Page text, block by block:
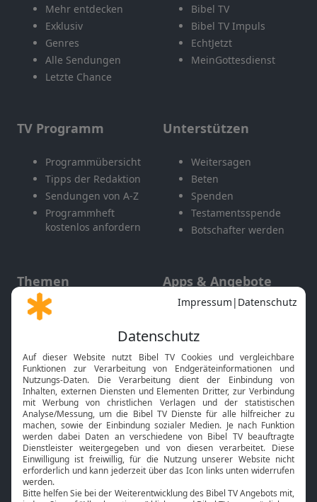
Mehr entdecken
Exklusiv
Genres
Alle Sendungen
Letzte Chance
Bibel TV
Bibel TV Impuls
EchtJetzt
MeinGottesdienst
TV Programm
Programmübersicht
Tipps der Redaktion
Sendungen von A-Z
Programmheft
kostenlos anfordern
Unterstützen
Weitersagen
Beten
Spenden
Testamentsspende
Botschafter werden
Themen
Gott und Bibel erklärt
Neuigkeiten
Apps & Angebote
Mobile App
Smart TV
HbbTV
Bibelthek Online-Bibel
Nächster Gottesdienst
Bibel TV Service